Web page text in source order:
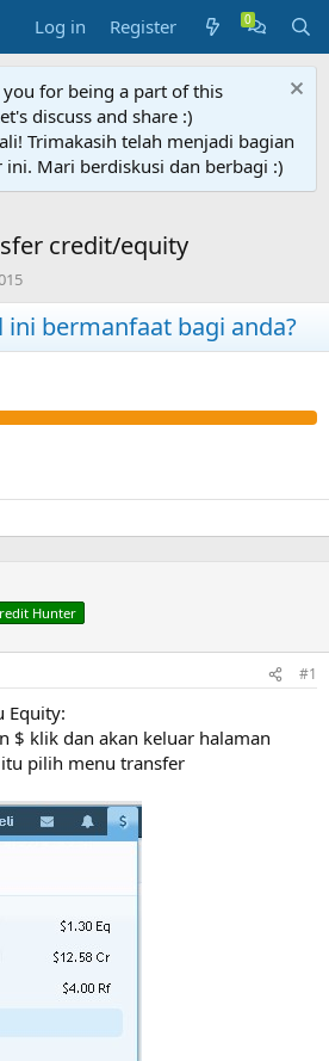
Log in Register
you for being a part of this
discuss and share :)
Trimakasih telah menjadi bagian
ini. Mari berdiskusi dan berbagi :)
credit/equity
bermanfaat bagi anda?
Hunter
#1
Equity:
$ klik dan akan keluar halaman
pilih menu transfer